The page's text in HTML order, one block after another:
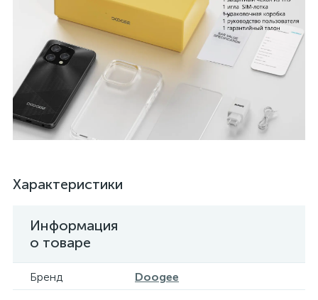
Характеристики
Информация
о товаре
Бренд
Doogee